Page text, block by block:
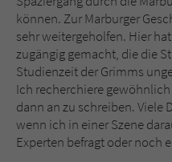
können. Zur Marburger
sehr weitergeholfen. Hier
zugängig gemacht, die die
Studienzeit der Grimms
Ich recherchiere
dann an zu schreiben. Viele
wenn ich in einer Szene
Experten befragt oder noch